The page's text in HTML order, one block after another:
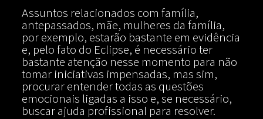
Assuntos relacionados com família,
antepassados, mãe, mulheres da família,
por exemplo, estarão bastante em evidência
e, pelo fato do Eclipse, é necessário ter
bastante atenção nesse momento para não
tomar iniciativas impensadas, mas sim,
procurar entender todas as questões
emocionais ligadas a isso e, se necessário,
buscar ajuda profissional para resolver.